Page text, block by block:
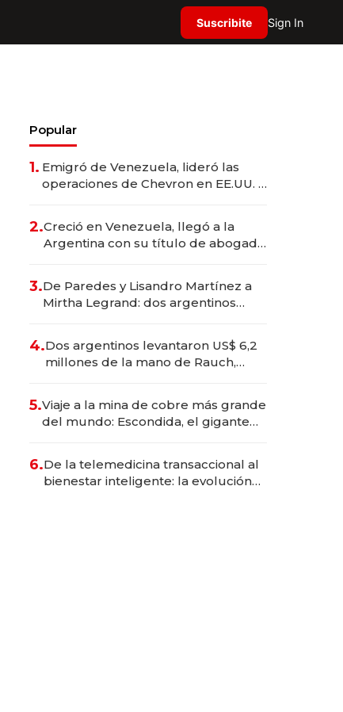
Suscribite Sign In
Popular
1. Emigró de Venezuela, lideró las
operaciones de Chevron en EE.UU. y
2.Creció en Venezuela, llegó a la
Argentina con su título de abogado
marcas "fast premium"
3.De Paredes y Lisandro Martínez a
Mirtha Legrand: dos argentinos
deportivo y el cuidado corporal
4.Dos argentinos levantaron US$ 6,2
millones de la mano de Rauch,
5.Viaje a la mina de cobre más grande
del mundo: Escondida, el gigante
6.De la telemedicina transaccional al
bienestar inteligente: la evolución